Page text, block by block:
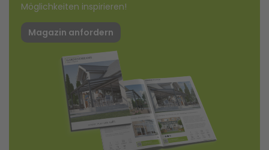
Möglichkeiten inspirieren!
Magazin anfordern